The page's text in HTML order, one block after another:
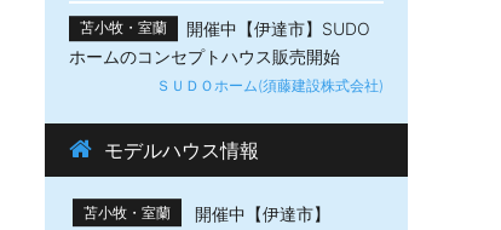
苫小牧・室蘭
開催中【伊達市】SUDO
ホームのコンセプトハウス販売開始
ＳＵＤＯホーム(須藤建設株式会社)
モデルハウス情報
苫小牧・室蘭
開催中【伊達市】